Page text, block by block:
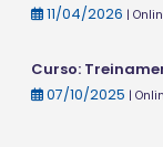
11/04/2026 |
Curso:
07/10/2025 |